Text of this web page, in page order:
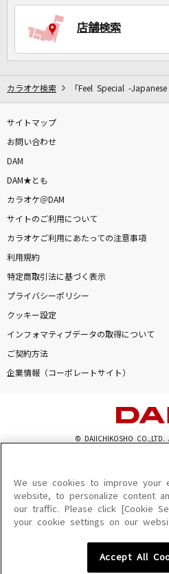
店舗検索
カラオケ検索 「Feel Special -
サイトマップ
お問い合わせ
DAM
DAM★とも
カラオケ＠DAM
サイトのご利用について
カラオケご利用にあたっての注意事項
利用規約
特定商取引法に基づく表示
プライバシーポリシー
クッキー設定
インフォマティブデータの取得について
ご契約方法
企業情報（コーポレートサイト）
© DAIICHIKOSHO CO.,LTD.
このサイトに掲載されている一切の文章・画
を問わず、著作権法の定める範囲を超えて無
を禁じます。
楽曲及びコンテンツは、機種によりご利用い
楽曲及びコンテンツの配信日、配信内容が変更
We use cookies to improve your
website, to personalize content
our traffic. Please click [Cookie
your cookie settings on our
Accept All